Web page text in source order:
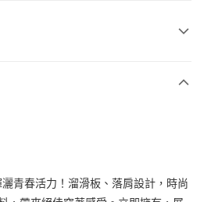
青春活力！溜滑板、落肩設計，時尚